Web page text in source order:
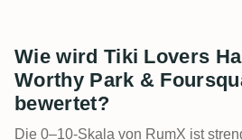
Wie wird Tiki Lovers
Worthy Park &
bewertet?
Die 0–10-Skala von RumX ist